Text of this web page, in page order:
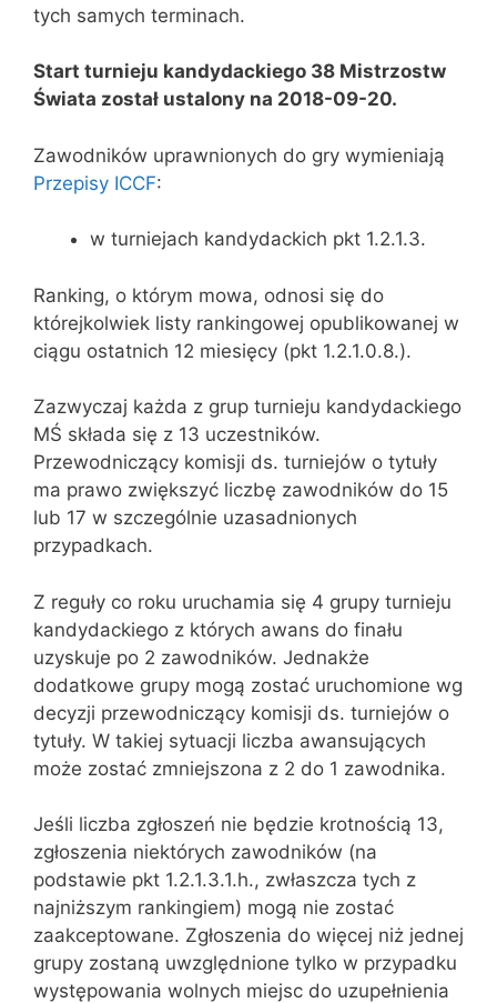
tych samych terminach.
Start turnieju kandydackiego 38 Mistrzostw
Świata został ustalony na 2018-09-20.
Zawodników uprawnionych do gry wymieniają
Przepisy ICCF:
w turniejach kandydackich pkt 1.2.1.3.
Ranking, o którym mowa, odnosi się do
którejkolwiek listy rankingowej opublikowanej w
ciągu ostatnich 12 miesięcy (pkt 1.2.1.0.8.).
Zazwyczaj każda z grup turnieju kandydackiego
MŚ składa się z 13 uczestników.
Przewodniczący komisji ds. turniejów o tytuły
ma prawo zwiększyć liczbę zawodników do 15
lub 17 w szczególnie uzasadnionych
przypadkach.
Z reguły co roku uruchamia się 4 grupy turnieju
kandydackiego z których awans do finału
uzyskuje po 2 zawodników. Jednakże
dodatkowe grupy mogą zostać uruchomione wg
decyzji przewodniczący komisji ds. turniejów o
tytuły. W takiej sytuacji liczba awansujących
może zostać zmniejszona z 2 do 1 zawodnika.
Jeśli liczba zgłoszeń nie będzie krotnością 13,
zgłoszenia niektórych zawodników (na
podstawie pkt 1.2.1.3.1.h., zwłaszcza tych z
najniższym rankingiem) mogą nie zostać
zaakceptowane. Zgłoszenia do więcej niż jednej
grupy zostaną uwzględnione tylko w przypadku
występowania wolnych miejsc do uzupełnienia